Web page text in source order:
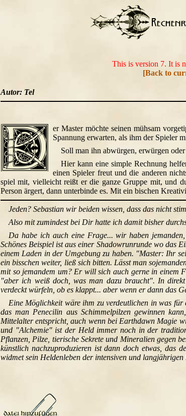
This is version 7. It is
[Back to
Autor: Tel
er Master möchte seinen mühsam
Spannung erwarten, als ihm der Spieler
Soll man ihn abwürgen, erwürgen
Hier kann eine simple Rechnung
einen Spieler freut und die anderen
spiel mit, vielleicht reißt er die ganze Gruppe mit, und
Person ärgert, dann unterbinde es. Mit ein bischen
Jeden? Sebastian wir beiden wissen, dass das nicht
Also mit zumindest bei Dir hatte ich damit bisher
Da habe ich auch eine Frage... wir haben
Schönes Beispiel ist aus einer Shadowrunrunde wo das
einem Laden in der Umgebung zu haben. "Master: Ihr
ein bisschen weiter, ließ sich bitten. Lässt man
mit so jemandem um? Er will sich auch gerne in einem
"aber ich weiß doch, was man dazu braucht". In
verdeckt würfeln, ob es klappt... aber wenn er dann das
Eine Möglichkeit wäre ihm zu verdeutlichen in was
das man Penecilin aus Schimmelpilzen gewinnen
Mittelalter entspricht, auch wenn bei Earthdawn Magie
und "Alchemie" ist der Held immer noch in der
Pflanzen, Pilze, tierische Sekrete und Mineralien gegen
künstlich nachzuproduzieren ist dann doch etwas, das
widmet sein Heldenleben der intensiven und